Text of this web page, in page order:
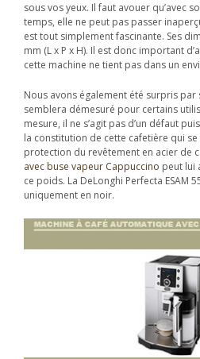
sous vos yeux. Il faut avouer qu’avec
temps, elle ne peut pas passer
est tout simplement fascinante. Ses
mm (L x P x H). Il est donc important
cette machine ne tient pas dans un
Nous avons également été surpris
semblera démesuré pour certains
mesure, il ne s’agit pas d’un défaut
la constitution de cette cafetière qui
protection du revêtement en acier de
avec buse vapeur Cappuccino peut lui
ce poids. La DeLonghi Perfecta ESAM
uniquement en noir.